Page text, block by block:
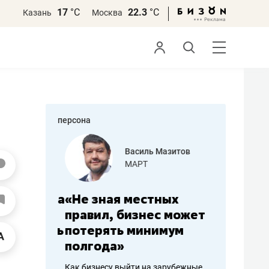
Казань 17 °С Москва 22.3 °С
персона
работа
Василь Мазитов
МАРТ
«Не зная местных
правил, бизнес может
потерять минимум
полгода»